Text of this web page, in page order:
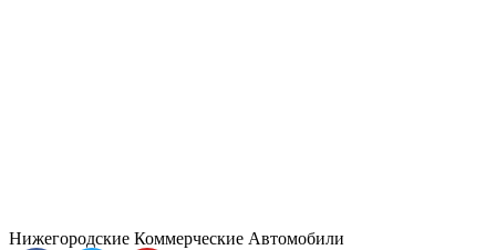
Нижегородские Коммерческие Автомобили